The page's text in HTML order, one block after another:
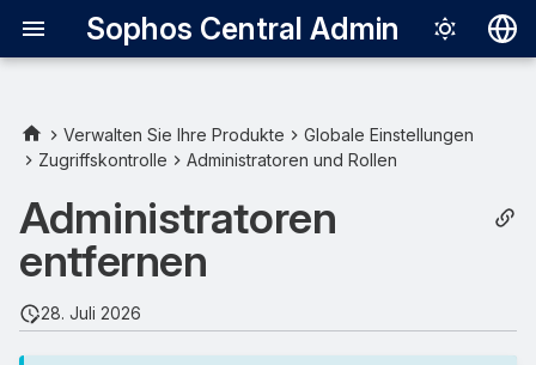
Sophos Central Admin
English
Administratorrolle eines
Einen Administrator löschen
Verwalten Sie Ihre Produkte
Globale Einstellungen
Zugriffskontrolle
Administratoren und Rollen
Administratoren
entfernen
28. Juli 2026